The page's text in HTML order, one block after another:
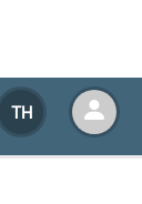
THน